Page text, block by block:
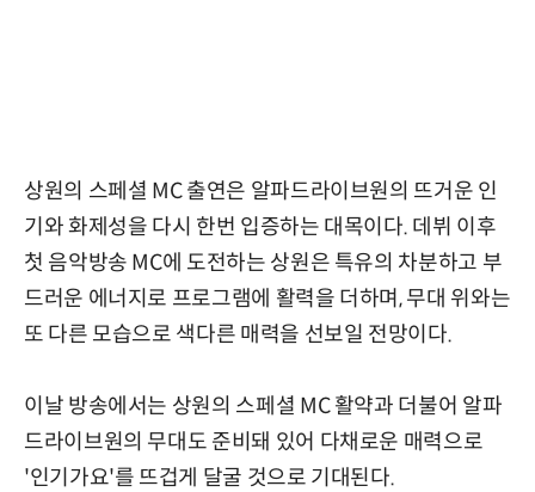
상원의 스페셜 MC 출연은 알파드라이브원의 뜨거운 인
기와 화제성을 다시 한번 입증하는 대목이다. 데뷔 이후
첫 음악방송 MC에 도전하는 상원은 특유의 차분하고 부
드러운 에너지로 프로그램에 활력을 더하며, 무대 위와는
또 다른 모습으로 색다른 매력을 선보일 전망이다.
이날 방송에서는 상원의 스페셜 MC 활약과 더불어 알파
드라이브원의 무대도 준비돼 있어 다채로운 매력으로
'인기가요'를 뜨겁게 달굴 것으로 기대된다.